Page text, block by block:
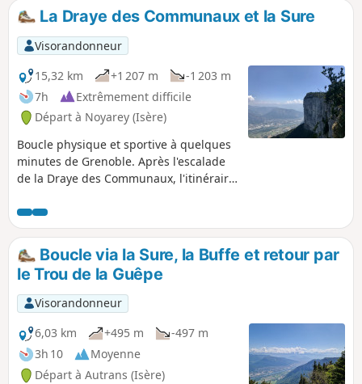
par la Combe, itinéraire plus fréquenté.
La Draye des Communaux et la Sure
Visorandonneur
15,32 km
+1 207 m
-1 203 m
7h
Extrêmement difficile
Départ à Noyarey (Isère)
Boucle physique et sportive à quelques
minutes de Grenoble. Après l'escalade
de la Draye des Communaux, l'itinéraire
lapiaz du Gouffre Berger, puis aboutit
au sommet de la Sure où la vue sur le
Mont-Blanc, la Chartreuse, Belledonne
et Grenoble est aussi saisissante que le
vide sous la falaise. On part ensuite vers
la Buffe (optionnelle) et le retour
s'effectue par le tunnel (désaffecté) du
Mortier. À ne faire que par temps très
sec !
Boucle via la Sure, la Buffe et retour par
le Trou de la Guêpe
Visorandonneur
6,03 km
+495 m
-497 m
3h 10
Moyenne
Départ à Autrans (Isère)